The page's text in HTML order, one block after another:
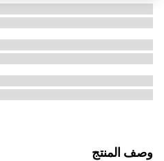
وصف المنتج